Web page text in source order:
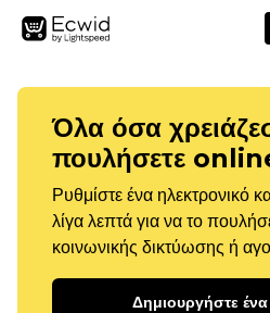
Όλα όσα
πουλήσετε
Ρυθμίστε ένα ηλεκτρονικό
λίγα λεπτά για να το
κοινωνικής δικτύωσης ή
Δημιουργήστε